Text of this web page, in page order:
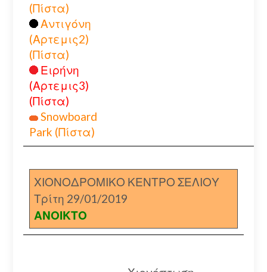
(Πίστα)
Αντιγόνη
(Αρτεμις2)
(Πίστα)
Ειρήνη
(Αρτεμις3)
(Πίστα)
Snowboard
Park (Πίστα)
ΧΙΟΝΟΔΡΟΜΙΚΟ ΚΕΝΤΡΟ ΣΕΛΙΟΥ
Τρίτη 29/01/2019
ΑΝΟΙΚΤΟ